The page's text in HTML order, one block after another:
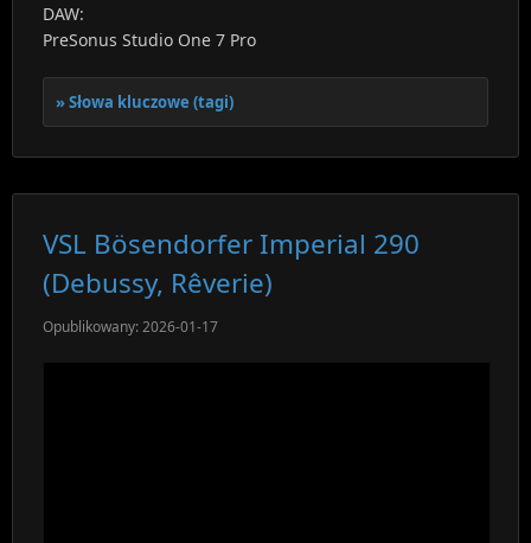
DAW:
PreSonus Studio One 7 Pro
Słowa kluczowe (tagi)
VSL Bösendorfer Imperial 290
(Debussy, Rêverie)
Opublikowany: 2026-01-17